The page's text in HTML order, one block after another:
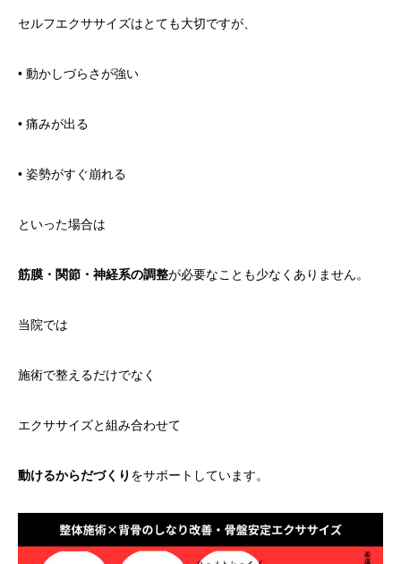
セルフエクササイズはとても大切ですが、
• 動かしづらさが強い
• 痛みが出る
• 姿勢がすぐ崩れる
といった場合は
筋膜・関節・神経系の調整が必要なことも少なくありません。
当院では
施術で整えるだけでなく
エクササイズと組み合わせて
動けるからだづくり をサポートしています。